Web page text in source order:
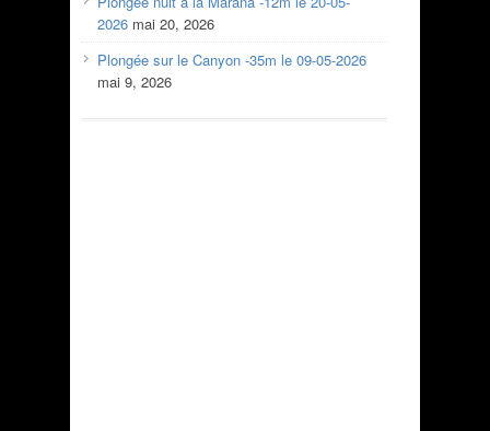
2026 mai 20, 2026
Plongée sur le Canyon -35m le 09-05-2026
mai 9, 2026